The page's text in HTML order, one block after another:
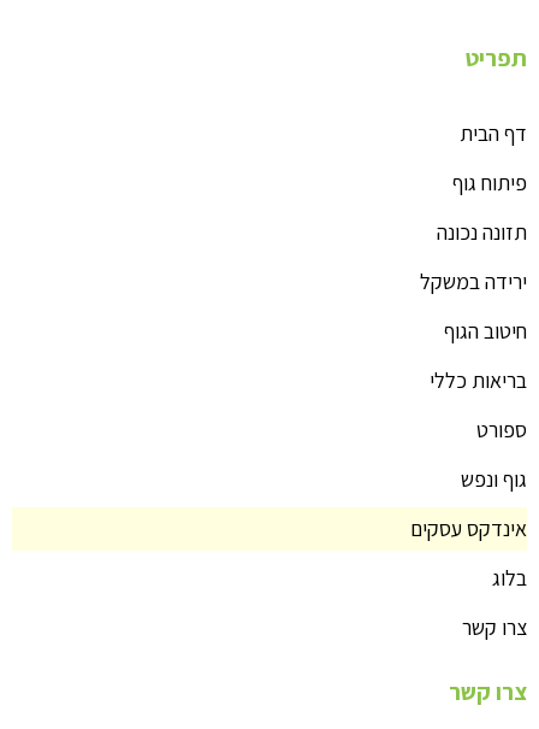
תפריט
דף הבית
פיתוח גוף
תזונה נכונה
ירידה במשקל
חיטוב הגוף
בריאות כללי
ספורט
גוף ונפש
אינדקס עסקים
בלוג
צרו קשר
צרו קשר